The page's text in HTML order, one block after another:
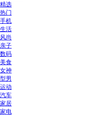
精选
热门
手机
生活
风尚
亲子
数码
美食
女神
型男
运动
汽车
家居
家电